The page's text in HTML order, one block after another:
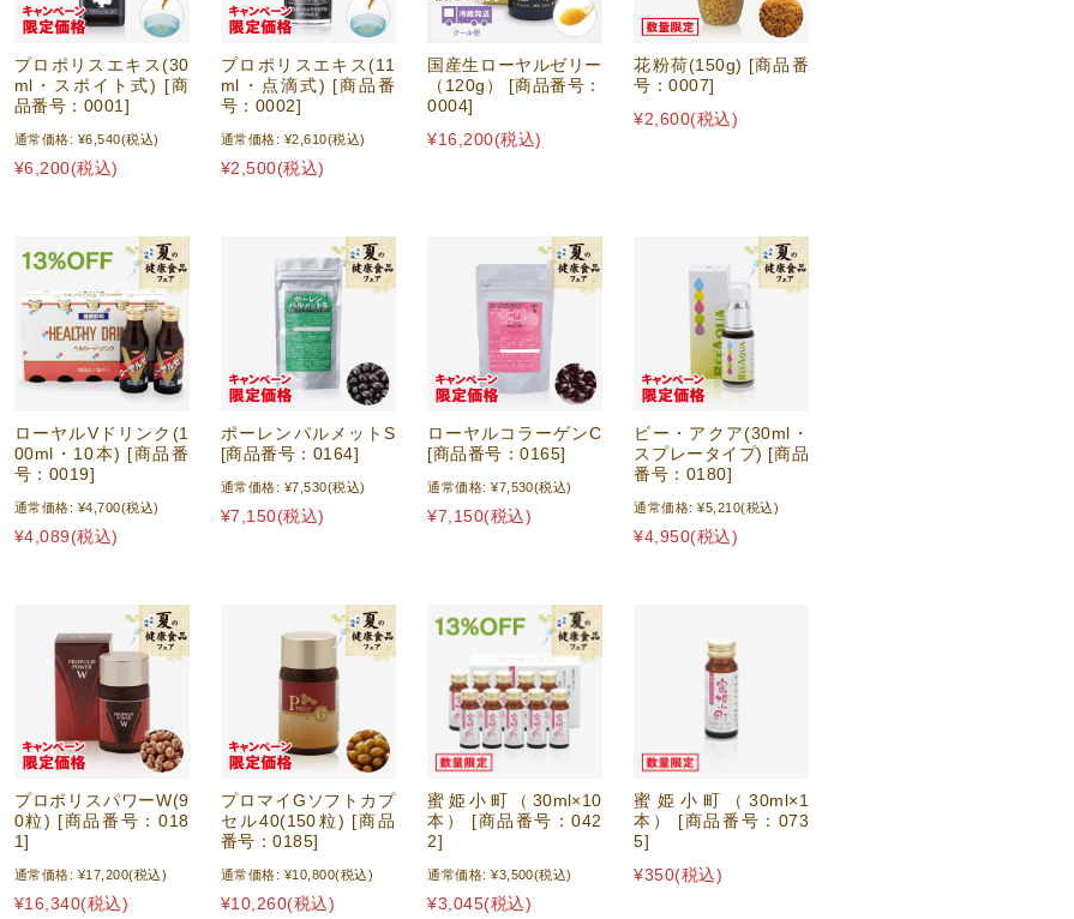
プロポリスエキス(30
ml・スポイト式) [商
品番号：0001]
通常価格: ¥6,540(税込)
¥6,200(税込)
プロポリスエキス(11
ml・点滴式) [商品番
号：0002]
通常価格: ¥2,610(税込)
¥2,500(税込)
国産生ローヤルゼリー
（120g） [商品番号：
0004]
¥16,200(税込)
花粉荷(150g) [商品番
号：0007]
¥2,600(税込)
ローヤルVドリンク(1
00ml・10本) [商品番
号：0019]
通常価格: ¥4,700(税込)
¥4,089(税込)
ポーレンパルメットS
[商品番号：0164]
通常価格: ¥7,530(税込)
¥7,150(税込)
ローヤルコラーゲンC
[商品番号：0165]
通常価格: ¥7,530(税込)
¥7,150(税込)
ビー・アクア(30ml・
スプレータイプ) [商品
番号：0180]
通常価格: ¥5,210(税込)
¥4,950(税込)
プロポリスパワーW(9
0粒) [商品番号：018
1]
通常価格: ¥17,200(税込)
¥16,340(税込)
プロマイGソフトカプ
セル40(150粒) [商品
番号：0185]
通常価格: ¥10,800(税込)
¥10,260(税込)
蜜姫小町（30ml×10
本） [商品番号：042
2]
通常価格: ¥3,500(税込)
¥3,045(税込)
蜜姫小町（30ml×1
本） [商品番号：073
5]
¥350(税込)
円
〜2,000円
〜5,000円
〜10,000円
円以上
お供に
お供に
のお供に
ィのお供に